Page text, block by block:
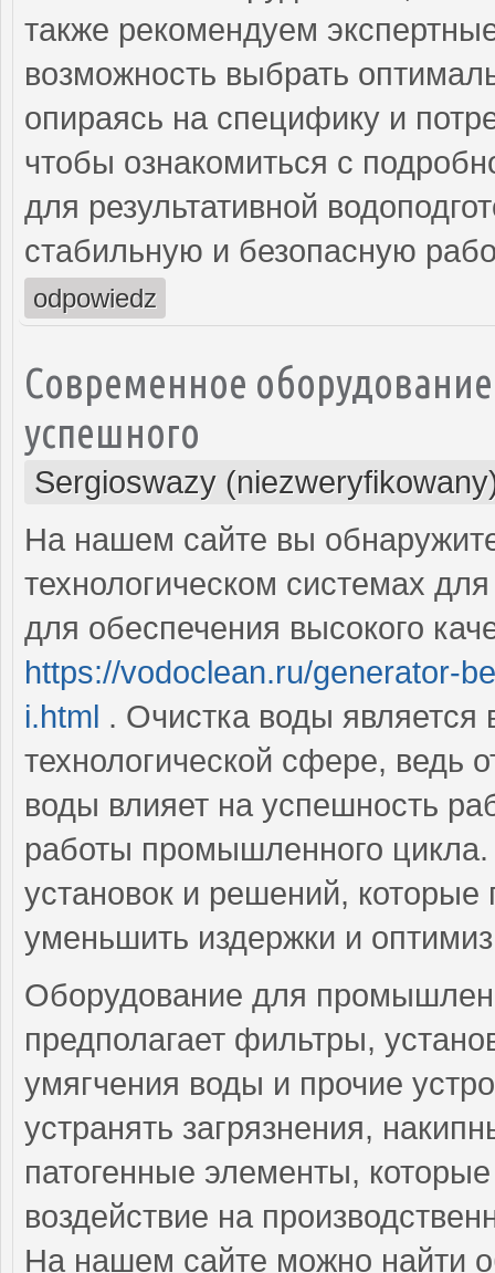
также рекомендуем
возможность выбрать
опираясь на специфику и
чтобы ознакомиться с
для результативной
стабильную и безопасную
odpowiedz
Современное
успешного
Sergioswazy
На нашем сайте вы
технологическом системах
для обеспечения высокого
https://vodoclean.ru/generator-
i.html . Очистка воды
технологической сфере, ведь
воды влияет на успешность
работы промышленного
установок и решений,
уменьшить издержки и
Оборудование для
предполагает фильтры,
умягчения воды и прочие
устранять загрязнения,
патогенные элементы,
воздействие на
На нашем сайте можно найти